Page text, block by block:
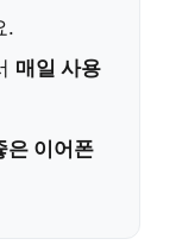
.
매일 사용
은 이어폰